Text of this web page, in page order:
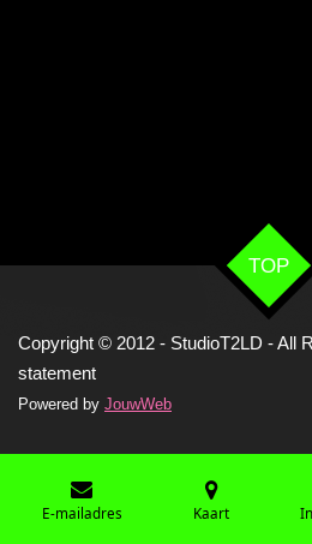
TOP
Copyright © 2012 - StudioT2LD - All
statement
Powered by JouwWeb
E-mailadres Kaart